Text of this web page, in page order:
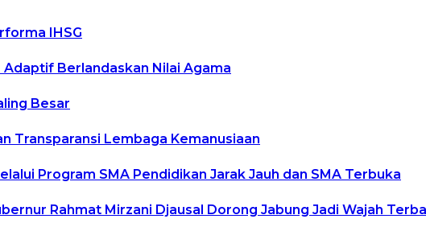
IHSG
Berlandaskan Nilai Agama
Besar
Transparansi Lembaga Kemanusiaan
Program SMA Pendidikan Jarak Jauh dan SMA Terbuka
Rahmat Mirzani Djausal Dorong Jabung Jadi Wajah